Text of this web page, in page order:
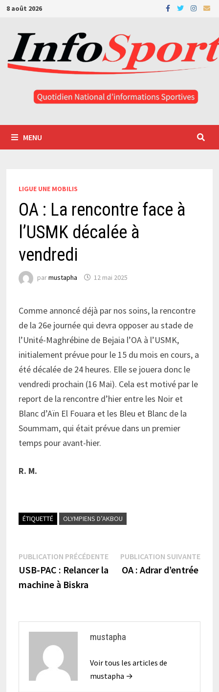
Passer
contenu
8 août 2026
MENU
LIGUE UNE MOBILIS
OA : La rencontre face à
l’USMK décalée à
vendredi
parmustapha 12 mai 2025
Comme annoncé déjà par nos soins, la rencontre
de la 26e journée qui devra opposer au stade de
l’Unité-Maghrébine de Bejaia l’OA à l’USMK,
initialement prévue pour le 15 du mois en cours, a
été décalée de 24 heures. Elle se jouera donc le
vendredi prochain (16 Mai). Cela est motivé par le
report de la rencontre d’hier entre les Noir et
Blanc d’Aïn El Fouara et les Bleu et Blanc de la
Soummam, qui était prévue dans un premier
temps pour avant-hier.
R. M.
ÉTIQUETTÉ OLYMPIENS D’AKBOU
Navigation
de
PUBLICATION PRÉCÉDENTEPublication
précédente :
USB-PAC : Relancer la
machine à Biskra
PUBLICATION SUIVANTE
OA : Adrar d’entrée
mustapha
Voir tous les articles de
mustapha →